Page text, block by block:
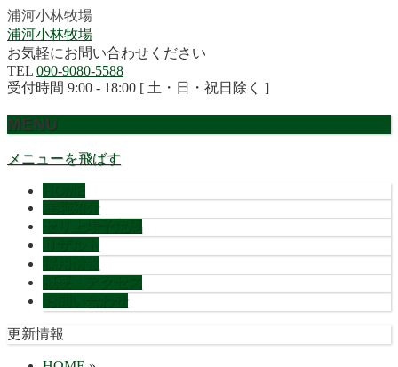
浦河小林牧場
浦河小林牧場
お気軽にお問い合わせください
TEL 090-9080-5588
受付時間 9:00 - 18:00 [ 土・日・祝日除く ]
MENU
メニューを飛ばす
更新情報